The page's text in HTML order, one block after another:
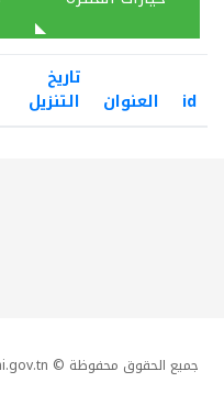
id العنوان
تاريخ
التنزيل
جميع الحقوق محفوظة designed by ©